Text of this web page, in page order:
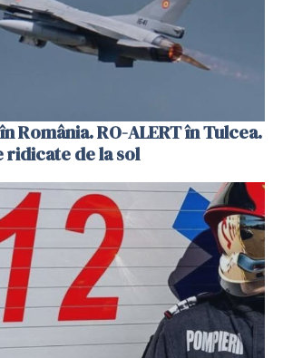
România. RO-ALERT în Tulcea.
ridicate de la sol